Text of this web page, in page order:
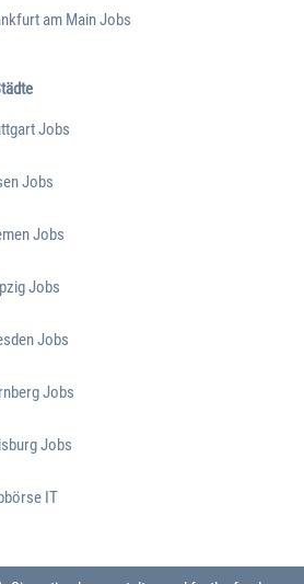
am Main Jobs
Jobs
Jobs
Jobs
Jobs
Jobs
Jobs
Jobs
IT